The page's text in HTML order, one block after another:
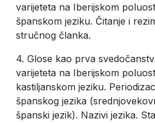
varijeteta na Iberijskom
španskom jeziku. Čitanje i
stručnog članka.
4. Glose kao prva
varijeteta na Iberijskom
kastiljanskom jeziku.
španskog jezika
španski jezik). Nazivi jezika.